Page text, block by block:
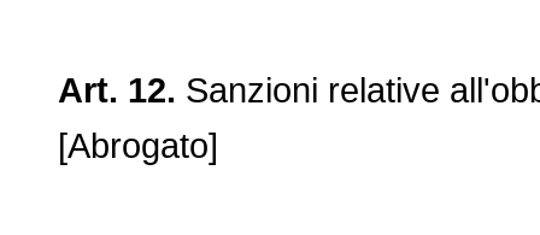
Art. 12. Sanzioni relative
[Abrogato]